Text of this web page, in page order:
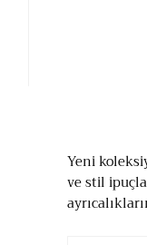
Yeni
ve stil